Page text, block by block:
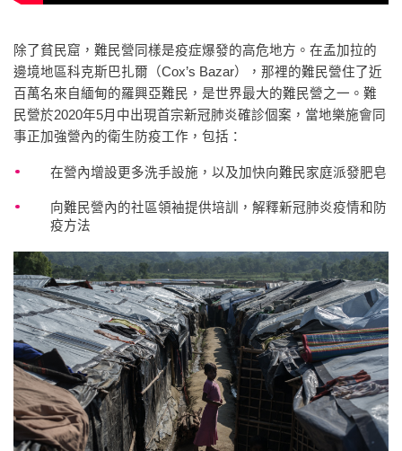
除了貧民窟，難民營同樣是疫症爆發的高危地方。在孟加拉的
邊境地區科克斯巴扎爾（Cox’s Bazar），那裡的難民營住了近
百萬名來自緬甸的羅興亞難民，是世界最大的難民營之一。難
民營於2020年5月中出現首宗新冠肺炎確診個案，當地樂施會同
事正加強營內的衛生防疫工作，包括：
在營內增設更多洗手設施，以及加快向難民家庭派發肥皂
向難民營內的社區領袖提供培訓，解釋新冠肺炎疫情和防
疫方法